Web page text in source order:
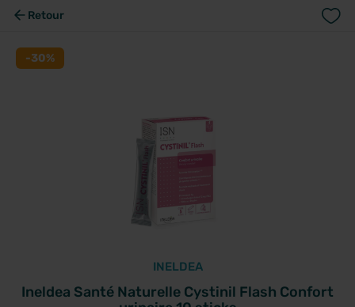
Retour
INELDEA
Ineldea Santé Naturelle Cystinil Flash Confort
-30%